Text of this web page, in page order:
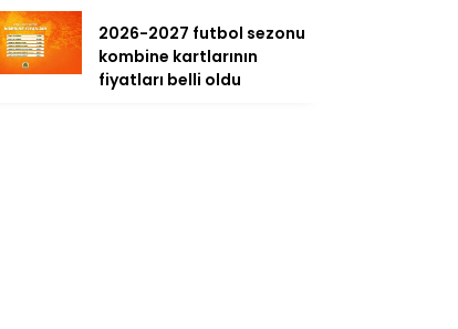
2026-2027 futbol sezonu
kombine kartlarının
fiyatları belli oldu